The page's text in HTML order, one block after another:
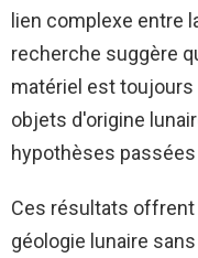
lien complexe entre
recherche suggère
matériel est toujours
objets d'origine
hypothèses
Ces résultats offrent
géologie lunaire